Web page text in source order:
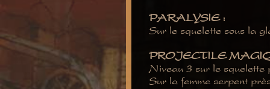
PARALYSIE :
Sur le squelette sous la
PROJECTILE
Niveau 3 sur le squelette
Sur la femme serpent